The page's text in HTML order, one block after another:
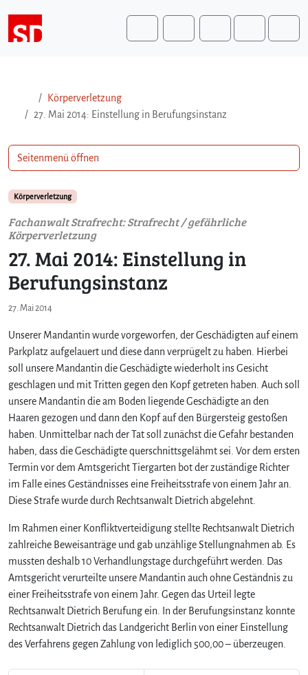
Search
Körperverletzung
27. Mai 2014: Einstellung in Berufungsinstanz
Körperverletzung
Fachanwalt Strafrecht: Strafrecht / gefährliche
Körperverletzung
27. Mai 2014: Einstellung in
Berufungsinstanz
27. Mai 2014
Unserer Mandantin wurde vorgeworfen, der Geschädigten auf einem
Parkplatz aufgelauert und diese dann verprügelt zu haben. Hierbei
soll unsere Mandantin die Geschädigte wiederholt ins Gesicht
geschlagen und mit Tritten gegen den Kopf getreten haben. Auch soll
unsere Mandantin die am Boden liegende Geschädigte an den
Haaren gezogen und dann den Kopf auf den Bürgersteig gestoßen
haben. Unmittelbar nach der Tat soll zunächst die Gefahr bestanden
haben, dass die Geschädigte querschnittsgelähmt sei. Vor dem ersten
Termin vor dem Amtsgericht Tiergarten bot der zuständige Richter
im Falle eines Geständnisses eine Freiheitsstrafe von einem Jahr an.
Diese Strafe wurde durch Rechtsanwalt Dietrich abgelehnt.
Im Rahmen einer Konfliktverteidigung stellte Rechtsanwalt Dietrich
zahlreiche Beweisanträge und gab unzählige Stellungnahmen ab. Es
mussten deshalb 10 Verhandlungstage durchgeführt werden. Das
Amtsgericht verurteilte unsere Mandantin auch ohne Geständnis zu
einer Freiheitsstrafe von einem Jahr. Gegen das Urteil legte
Rechtsanwalt Dietrich Berufung ein. In der Berufungsinstanz konnte
Rechtsanwalt Dietrich das Landgericht Berlin von einer Einstellung
des Verfahrens gegen Zahlung von lediglich 500,00 – überzeugen.
Seitenmenü öffnen